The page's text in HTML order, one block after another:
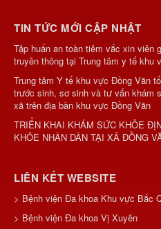
TIN TỨC MỚI CẬP NHẬT
Tập huấn an toàn tiêm vắc xin viên
truyền thông tại Trung tâm y tế khu
Trung tâm Y tế khu vực Đồng Văn
trước sinh, sơ sinh và tư vấn khám
xã trên địa bàn khu vực Đồng Văn
TRIỂN KHAI KHÁM SỨC KHỎE
KHỎE NHÂN DÂN TẠI XÃ ĐỒNG
LIÊN KẾT WEBSITE
> Bệnh viện Đa khoa Khu vực Bắc
> Bệnh viện Đa khoa Vị Xuyên